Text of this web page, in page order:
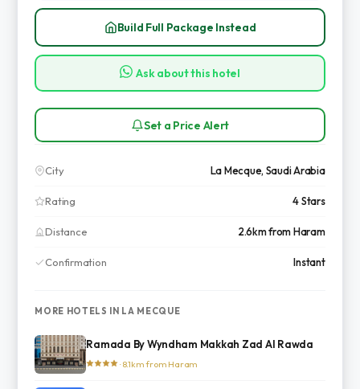
Build Full Package Instead
Ask about this hotel
Set a Price Alert
City La Mecque, Saudi Arabia
Rating 4 Stars
Distance 2.6km from Haram
Confirmation Instant
MORE HOTELS IN LA MECQUE
Ramada By Wyndham Makkah Zad Al Rawda
· 8.1km from Haram